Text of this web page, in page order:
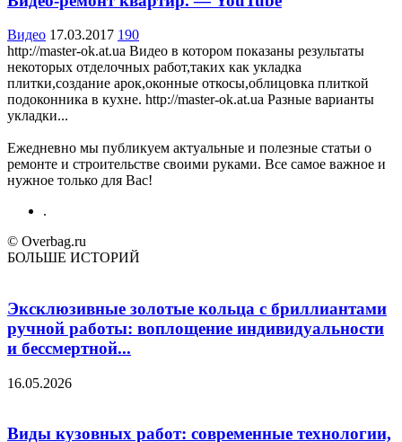
Видео 17.03.2017 190
http://master-ok.at.ua Видео в котором показаны результаты
некоторых отделочных работ,таких как укладка
плитки,создание арок,оконные откосы,облицовка плиткой
подоконника в кухне. http://master-ok.at.ua Разные варианты
укладки...
Ежедневно мы публикуем актуальные и полезные статьи о
ремонте и строительстве своими руками. Все самое важное и
нужное только для Вас!
.
© Overbag.ru
БОЛЬШЕ ИСТОРИЙ
Эксклюзивные золотые кольца с бриллиантами
ручной работы: воплощение индивидуальности
и бессмертной...
16.05.2026
Виды кузовных работ: современные технологии,